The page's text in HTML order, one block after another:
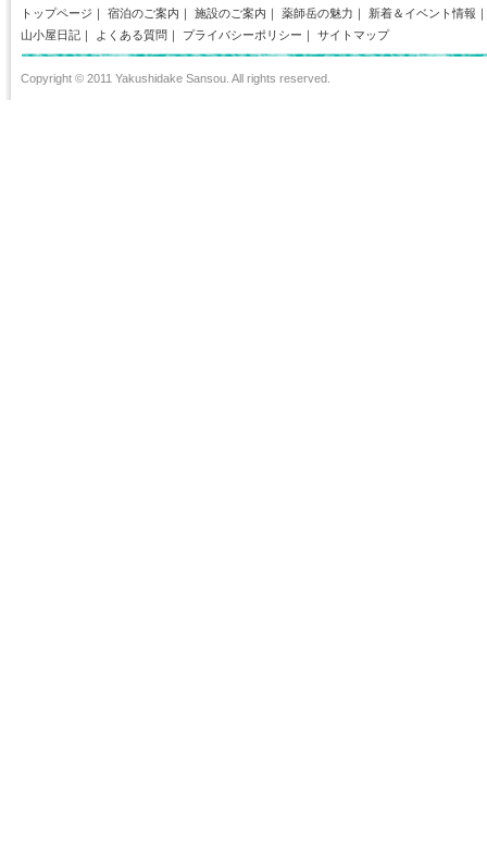
トップページ ｜ 宿泊のご案内 ｜ 施設のご案内 ｜ 薬師岳の魅力 ｜ 新着＆イベント情報 ｜
山小屋日記 ｜ よくある質問 ｜ プライバシーポリシー ｜ サイトマップ
Copyright © 2011 Yakushidake Sansou. All rights reserved.